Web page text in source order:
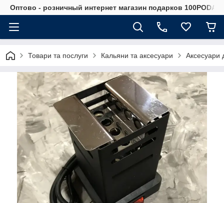
Оптово - розничный интернет магазин подарков
Товари та послуги Кальяни та аксесуари Аксесуари